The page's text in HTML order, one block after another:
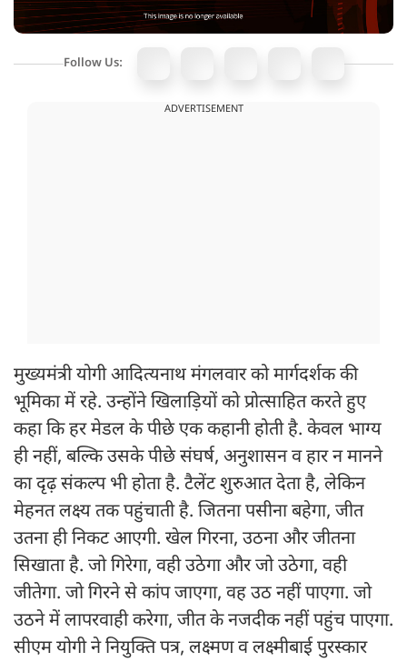
Follow Us:
ADVERTISEMENT
मुख्यमंत्री योगी आदित्यनाथ मंगलवार को मार्गदर्शक की
भूमिका में रहे. उन्होंने खिलाड़ियों को प्रोत्साहित करते हुए
कहा कि हर मेडल के पीछे एक कहानी होती है. केवल भाग्य
ही नहीं, बल्कि उसके पीछे संघर्ष, अनुशासन व हार न मानने
का दृढ़ संकल्प भी होता है. टैलेंट शुरुआत देता है, लेकिन
मेहनत लक्ष्य तक पहुंचाती है. जितना पसीना बहेगा, जीत
उतना ही निकट आएगी. खेल गिरना, उठना और जीतना
सिखाता है. जो गिरेगा, वही उठेगा और जो उठेगा, वही
जीतेगा. जो गिरने से कांप जाएगा, वह उठ नहीं पाएगा. जो
उठने में लापरवाही करेगा, जीत के नजदीक नहीं पहुंच पाएगा.
सीएम योगी ने नियुक्ति पत्र, लक्ष्मण व लक्ष्मीबाई पुरस्कार